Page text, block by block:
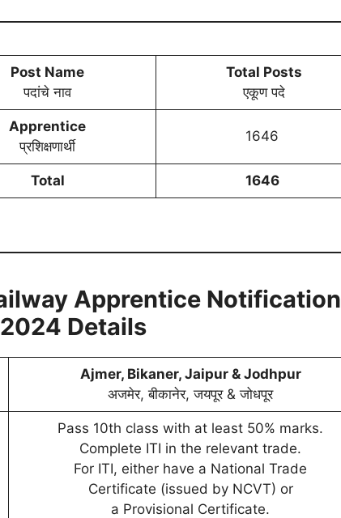
Post Name
पदांचे नाव
Total Posts
एकूण पदे
Apprentice
प्रशिक्षणार्थी
1646
Total 1646
Apprentice Notification
2024 Details
Ajmer, Bikaner, Jaipur & Jodhpur
अजमेर, बीकानेर, जयपूर & जोधपूर
Pass 10th class with at least 50% marks.
Complete ITI in the relevant trade.
For ITI, either have a National Trade
Certificate (issued by NCVT) or
a Provisional Certificate.